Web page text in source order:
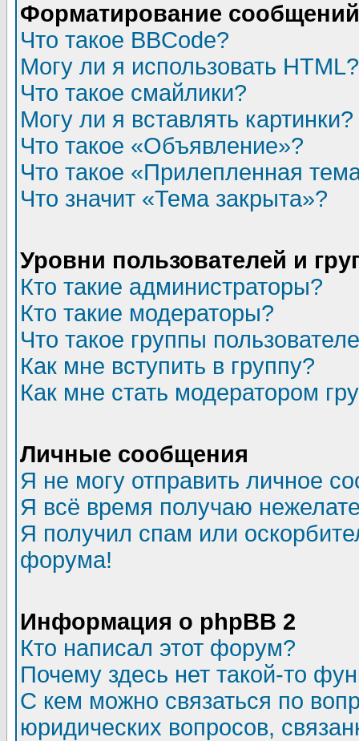
Форматирование
Что такое BBCode?
Могу ли я использовать HTML?
Что такое смайлики?
Могу ли я вставлять картинки?
Что такое «Объявление»?
Что такое «Прилепленная
Что значит «Тема закрыта»?
Уровни пользователей и
Кто такие администраторы?
Кто такие модераторы?
Что такое группы
Как мне вступить в группу?
Как мне стать модератором
Личные сообщения
Я не могу отправить личное
Я всё время получаю
Я получил спам или
форума!
Информация о phpBB 2
Кто написал этот форум?
Почему здесь нет такой-то
С кем можно связаться по
юридических вопросов,